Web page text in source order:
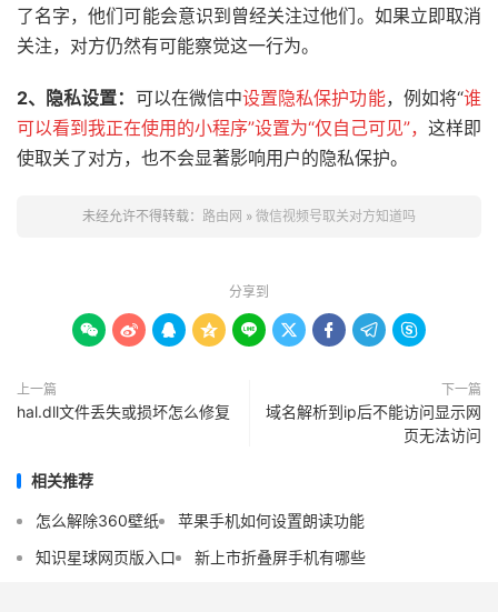
了名字，他们可能会意识到曾经关注过他们。如果立即取消
关注，对方仍然有可能察觉这一行为。
2、隐私设置： 可以在微信中设置隐私保护功能，例如将“谁
可以看到我正在使用的小程序”设置为“仅自己可见”， 这样即
使取关了对方，也不会显著影响用户的隐私保护。
未经允许不得转载： 路由网 » 微信视频号取关对方知道吗
分享到
        
上一篇
hal.dll文件丢失或损坏怎么修复
下一篇
域名解析到ip后不能访问显示网
页无法访问
相关推荐
怎么解除360壁纸
苹果手机如何设置朗读功能
知识星球网页版入口
新上市折叠屏手机有哪些